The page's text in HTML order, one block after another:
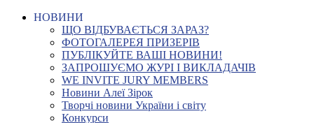
НОВИНИ
ЩО ВІДБУВАЄТЬСЯ ЗАРАЗ?
ФОТОГАЛЕРЕЯ ПРИЗЕРІВ
ПУБЛІКУЙТЕ ВАШІ НОВИНИ!
ЗАПРОШУЄМО ЖУРІ І ВИКЛАДАЧІВ
WE INVITE JURY MEMBERS
Новини Алеї Зірок
Творчі новини України і світу
Конкурси